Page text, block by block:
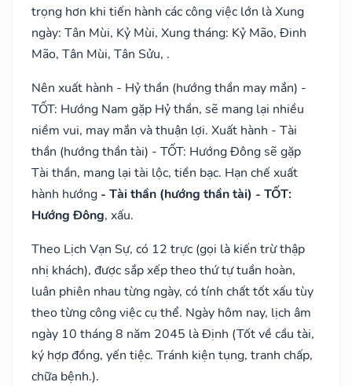
trọng hơn khi tiến hành các công việc lớn là Xung
ngày: Tân Mùi, Kỷ Mùi, Xung tháng: Kỷ Mão, Đinh
Mão, Tân Mùi, Tân Sửu, .
Nên xuất hành - Hỷ thần (hướng thần may mắn) -
TỐT: Hướng Nam gặp Hỷ thần, sẽ mang lại nhiều
niềm vui, may mắn và thuận lợi. Xuất hành - Tài
thần (hướng thần tài) - TỐT: Hướng Đông sẽ gặp
Tài thần, mang lại tài lộc, tiền bạc. Hạn chế xuất
hành hướng - Tài thần (hướng thần tài) - TỐT:
Hướng Đông, xấu.
Theo Lịch Vạn Sự, có 12 trực (gọi là kiến trừ thập
nhị khách), được sắp xếp theo thứ tự tuần hoàn,
luân phiên nhau từng ngày, có tính chất tốt xấu tùy
theo từng công việc cụ thể. Ngày hôm nay, lịch âm
ngày 10 tháng 8 năm 2045 là Định (Tốt về cầu tài,
ký hợp đồng, yến tiệc. Tránh kiện tụng, tranh chấp,
chữa bệnh.).